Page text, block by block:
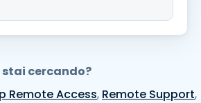
stai cercando?
Remote Access, Remote Support,